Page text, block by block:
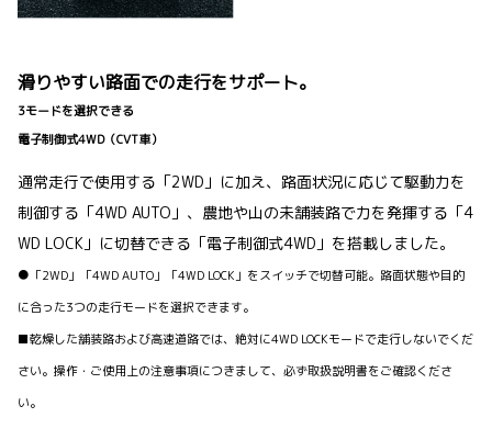
滑りやすい路面での走行をサポート。
3モードを選択できる
電子制御式4WD（CVT車）
通常走行で使用する「2WD」に加え、路面状況に応じて駆動力を
制御する「4WD AUTO」、農地や山の未舗装路で力を発揮する「4
WD LOCK」に切替できる「電子制御式4WD」を搭載しました。
●「2WD」「4WD AUTO」「4WD LOCK」をスイッチで切替可能。路面状態や目的
に合った3つの走行モードを選択できます。
■乾燥した舗装路および高速道路では、絶対に4WD LOCKモードで走行しないでくだ
さい。操作・ご使用上の注意事項につきまして、必ず取扱説明書をご確認くださ
い。